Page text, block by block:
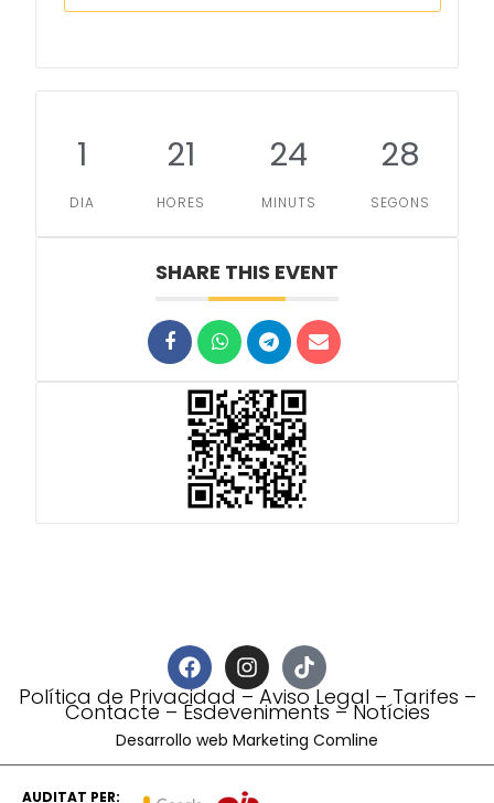
1
DIA
21
HORES
24
MINUTS
28
SEGONS
SHARE THIS EVENT
Política de Privacidad–Aviso Legal –Tarifes –
Contacte–Esdeveniments–Notícies
Desarrollo web Marketing Comline
AUDITAT PER: